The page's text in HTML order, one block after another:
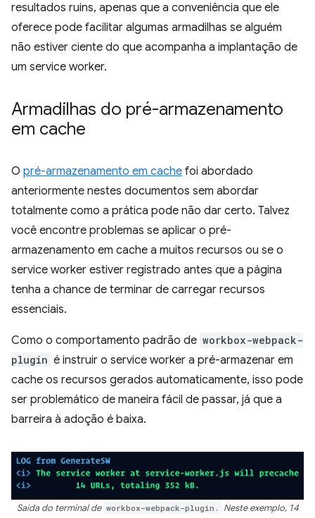
resultados ruins, apenas que a conveniência que ele
oferece pode facilitar algumas armadilhas se alguém
não estiver ciente do que acompanha a implantação de
um service worker.
Armadilhas do pré-armazenamento
em cache
O pré-armazenamento em cache foi abordado
anteriormente nestes documentos sem abordar
totalmente como a prática pode não dar certo. Talvez
você encontre problemas se aplicar o pré-
armazenamento em cache a muitos recursos ou se o
service worker estiver registrado antes que a página
tenha a chance de terminar de carregar recursos
essenciais.
Como o comportamento padrão de workbox-webpack-
plugin é instruir o service worker a pré-armazenar em
cache os recursos gerados automaticamente, isso pode
ser problemático de maneira fácil de passar, já que a
barreira à adoção é baixa.
Saída do terminal de workbox-webpack-plugin.
Neste exemplo, 14